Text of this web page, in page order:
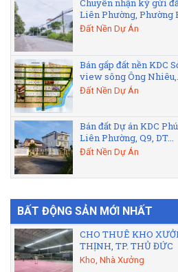
Chuyên nhận ký gửi
Liên Phường, Phường
Đất Nền Dự Án
Bán gấp đất nền KDC
view sông Ông Nhiêu,...
Đất Nền Dự Án
Bán đất Dự án KDC
Liên Phường, Q9, DT...
Đất Nền Dự Án
BẤT ĐỘNG SẢN MỚI NHẤT
CHO THUÊ KHO
THỊNH, TP. THỦ ĐỨC
Kho, Nhà Xưởng